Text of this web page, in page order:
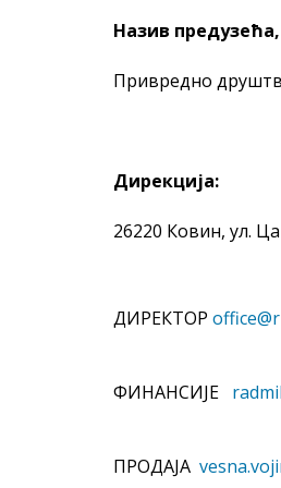
Назив
Привредно
Дирекција:
26220 Ковин, ул.
ДИРЕКТОР
ФИНАНСИЈЕ
ПРОДАЈА